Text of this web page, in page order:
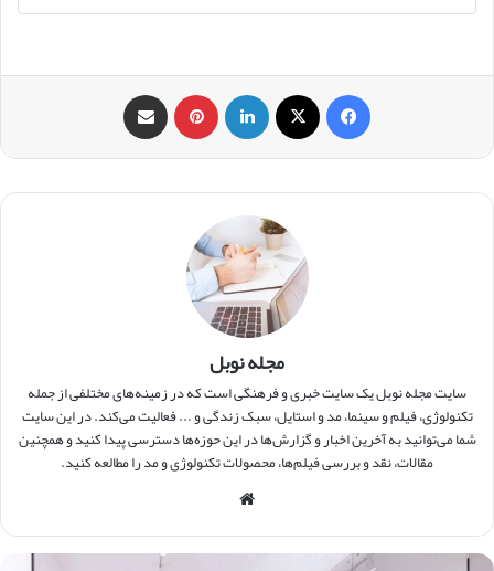
‫پین‌ترست
مجله نوبل
سایت مجله نوبل یک سایت خبری و فرهنگی است که در زمینه‌های مختلفی از جمله
تکنولوژی، فیلم و سینما، مد و استایل، سبک زندگی و ... فعالیت می‌کند. در این سایت
شما می‌توانید به آخرین اخبار و گزارش‌ها در این حوزه‌ها دسترسی پیدا کنید و همچنین
مقالات، نقد و بررسی فیلم‌ها، محصولات تکنولوژی و مد را مطالعه کنید.